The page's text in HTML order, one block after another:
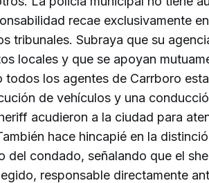
recae exclusivamente
tribunales. Subraya que su
locales y que se apoyan
todos los agentes de Carrboro
de vehículos y una
acudieron a la ciudad para
hace hincapié en la
del condado, señalando que el
responsable directamente